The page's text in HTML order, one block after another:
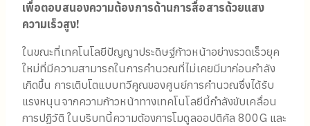
เพื่อตอบสนองความต้องการด้านการสื่อสารด้วยแสง
ความเร็วสูง!
ในขณะที่เทคโนโลยีปัญญาประดิษฐ์ก้าวหน้าอย่างรวดเร็วยุค
ใหม่ที่มีความสามารถในการคํานวณที่ไม่เคยมีมาก่อนกําลัง
เกิดขึ้น การเติบโตแบบทวีคูณของศูนย์การคํานวณซึ่งได้รับ
แรงหนุนจากความก้าวหน้าทางเทคโนโลยีนี้กําลังขับเคลื่อน
การปฏิวัติ ในบริบทนี้ความต้องการโมดูลออปติคัล 800G และ